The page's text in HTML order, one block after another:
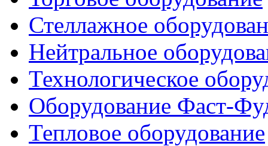
Стеллажное
Нейтральное
Технологическое
Оборудование Фаст-
Тепловое оборудование